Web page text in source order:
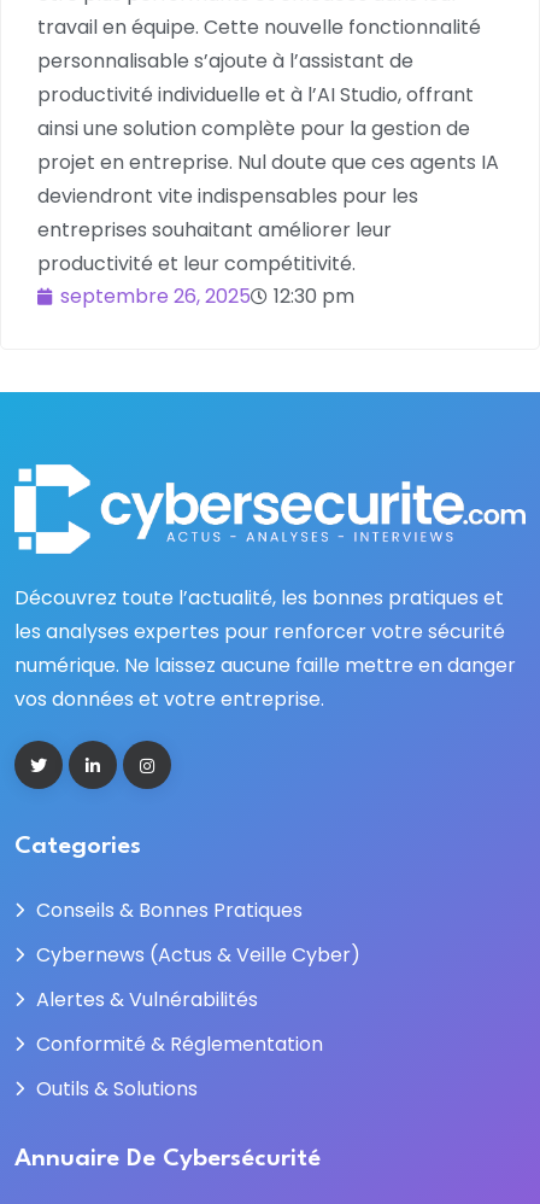
travail en équipe. Cette nouvelle fonctionnalité
personnalisable s’ajoute à l’assistant de
productivité individuelle et à l’AI Studio, offrant
ainsi une solution complète pour la gestion de
projet en entreprise. Nul doute que ces agents IA
deviendront vite indispensables pour les
entreprises souhaitant améliorer leur
productivité et leur compétitivité.
septembre 26, 2025
12:30 pm
Découvrez toute l’actualité, les bonnes pratiques et
les analyses expertes pour renforcer votre sécurité
numérique. Ne laissez aucune faille mettre en danger
vos données et votre entreprise.
Categories
Conseils & Bonnes Pratiques
Cybernews (Actus & Veille Cyber)
Alertes & Vulnérabilités
Conformité & Réglementation
Outils & Solutions
Annuaire De Cybersécurité